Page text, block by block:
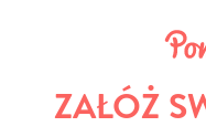
ZAŁÓŻ